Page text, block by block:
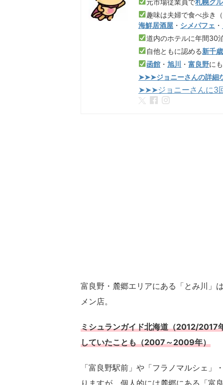
趣味は夫婦で食べ歩き（
海鮮居酒屋 ・ シメパフェ ・
道内のホテルに年間30
自他ともに認める新千
函館 ・旭川 ・富良野に
➤➤➤ジョニーさんの詳細
➤➤➤ジョニーさんに3
富良野・麓郷エリアにある「とみ川」
メン店。
ミシュランガイド北海道（2012/2017
していたことも（2007～2009年）
「富良野駅前」や「フラノマルシェ
りますが、個人的には麓郷にある「富